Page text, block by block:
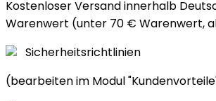
Kostenloser Versand innerhalb
Warenwert (unter 70 € Warenwert,
Sicherheitsrichtlinien
(bearbeiten im Modul